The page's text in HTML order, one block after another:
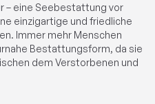
– eine Seebestattung vor
einzigartige und friedliche
Immer mehr Menschen
Bestattungsform, da sie
dem Verstorbenen und